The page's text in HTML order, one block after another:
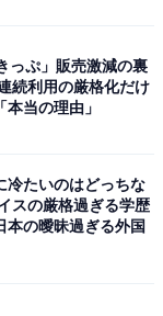
っぷ」販売激減の裏
続利用の厳格化だけ
本当の理由」
冷たいのはどっちな
スの厳格過ぎる学歴
本の曖昧過ぎる外国